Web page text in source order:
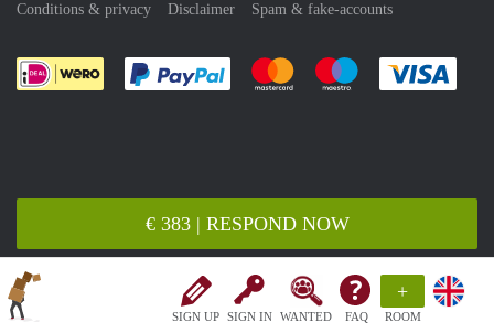
SIGN UP SIGN IN WANTED FAQ
+
ROOM
€ 383 | RESPOND NOW
Conditions & privacy
Disclaimer Spam & fake-accounts
Pay easily with :payment method
Pay easily with :payment
Pay easily with